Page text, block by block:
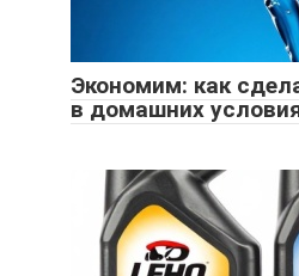
Экономим: как
в домашних